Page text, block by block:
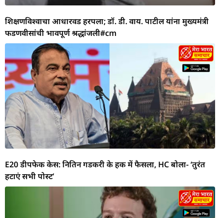
शिक्षणविश्वाचा आधारवड हरपला; डॉ. डी. वाय. पाटील यांना मुख्यमंत्री
फडणवीसांची भावपूर्ण श्रद्धांजली#cm
E20 डीपफेक केस: नितिन गडकरी के हक में फैसला, HC बोला- ‘तुरंत
हटाएं सभी पोस्ट’